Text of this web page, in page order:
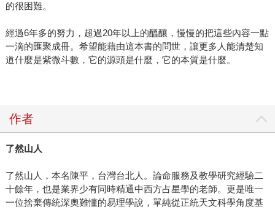
的很困難。
經過6年多的努力，超過20年以上的醞釀，慢慢的把這些內容一點
一滴的匯聚成冊。希望能藉由這本書的問世，讓更多人能清楚知
道什麼是紫微斗數，它的源頭是什麼，它的本質是什麼。
作者
了然山人
了然山人，本名陳平，台灣台北人。論命服務及教學研究經驗二
十餘年，也是業界少有同時精通中西方占星學的老師。更是唯一
一位捨棄傳統深奧難懂的易理學說，單純從正統天文科學角度基